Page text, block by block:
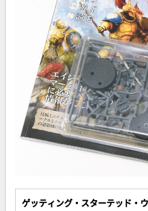
ゲッティング・スターテッド・